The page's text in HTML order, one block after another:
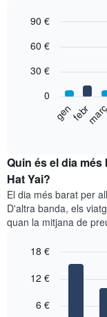
chart
12
següent
el
preu
mitjà
d'una
habitació
per
El
té
eix
graphic.
genfebr
0
30 €
60 €
90 €
Quin és el dia
Hat Yai?
El dia més barat per
D'altra banda, els
quan la mitjana de
chart
bars.
graphic.
6 €
12 €
18 €